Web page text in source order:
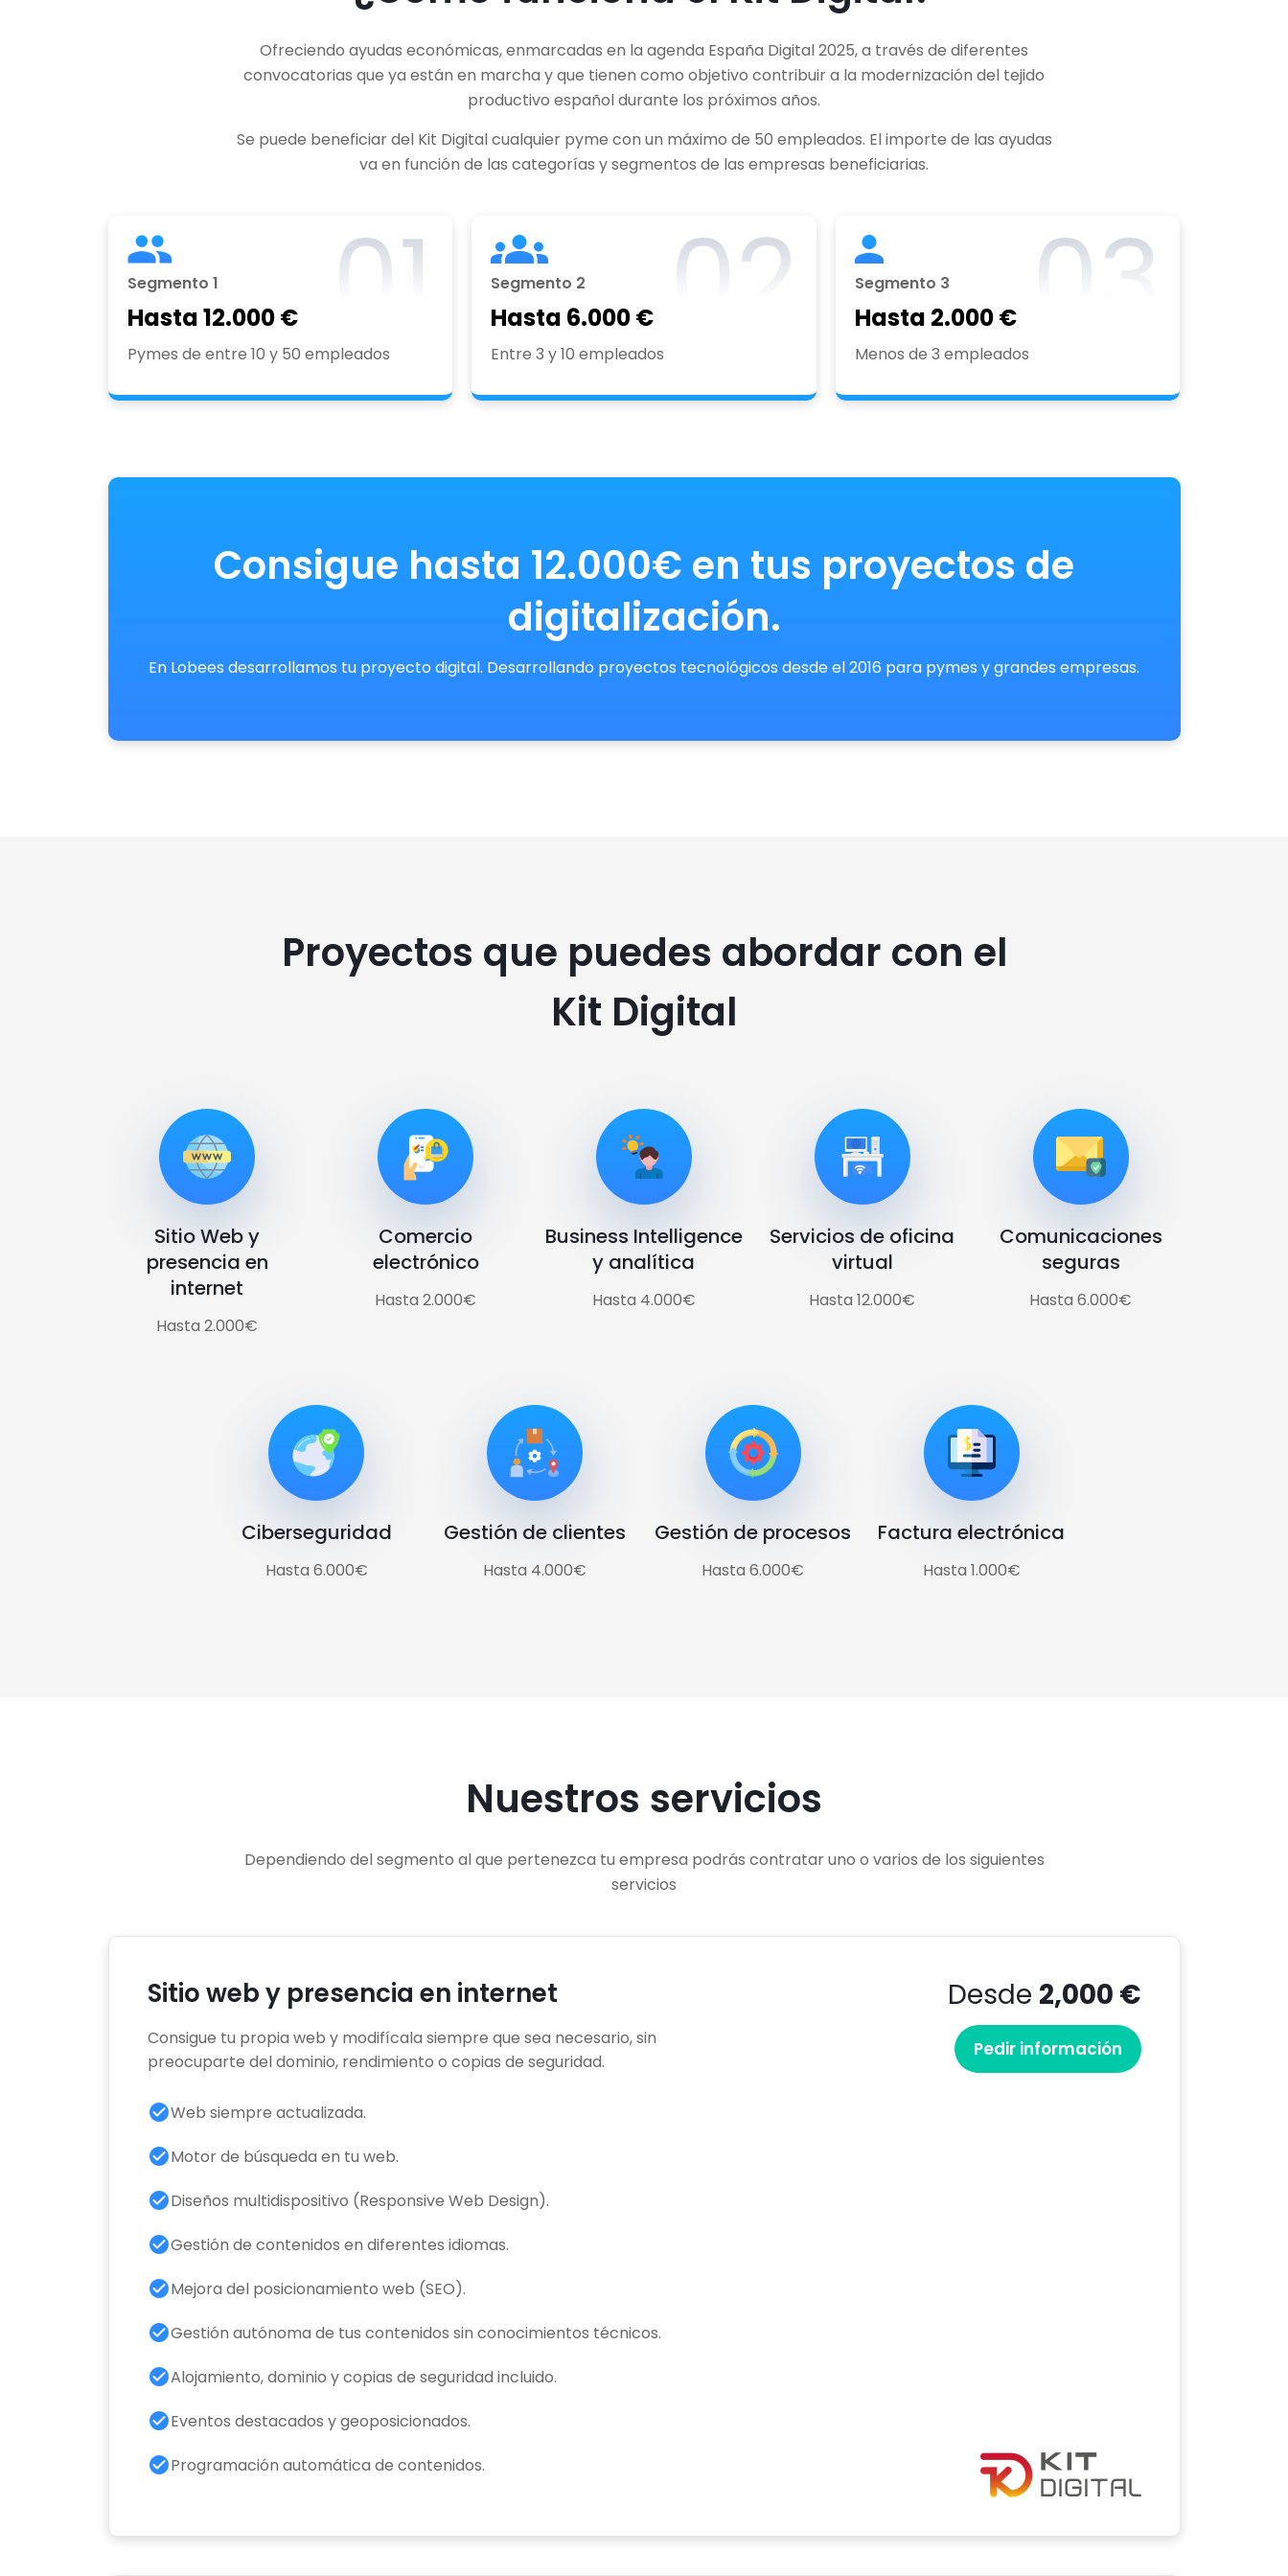
Ofreciendo ayudas económicas, enmarcadas en la agenda España Digital 2025, a través de diferentes
convocatorias que ya están en marcha y que tienen como objetivo contribuir a la modernización del tejido
productivo español durante los próximos años.
Se puede beneficiar del Kit Digital cualquier pyme con un máximo de 50 empleados. El importe de las ayudas
va en función de las categorías y segmentos de las empresas beneficiarias.
01
Segmento 1
Hasta 12.000 €
Pymes de entre 10 y 50 empleados
02
Segmento 2
Hasta 6.000 €
Entre 3 y 10 empleados
03
Segmento 3
Hasta 2.000 €
Menos de 3 empleados
Consigue hasta 12.000€ en tus proyectos de
digitalización.
En Lobees desarrollamos tu proyecto digital. Desarrollando proyectos tecnológicos desde el 2016 para pymes y grandes empresas.
Proyectos que puedes abordar con el
Kit Digital
Sitio Web y
presencia en
internet
Hasta 2.000€
Comercio
electrónico
Hasta 2.000€
Business Intelligence
y analítica
Hasta 4.000€
Servicios de oficina
virtual
Hasta 12.000€
Comunicaciones
seguras
Hasta 6.000€
Ciberseguridad
Hasta 6.000€
Gestión de clientes
Hasta 4.000€
Gestión de procesos
Hasta 6.000€
Factura electrónica
Hasta 1.000€
Nuestros servicios
Dependiendo del segmento al que pertenezca tu empresa podrás contratar uno o varios de los siguientes
servicios
Sitio web y presencia en internet
Consigue tu propia web y modifícala siempre que sea necesario, sin
preocuparte del dominio, rendimiento o copias de seguridad.
check_circleWeb siempre actualizada.
check_circleMotor de búsqueda en tu web.
check_circleDiseños multidispositivo (Responsive Web Design).
check_circleGestión de contenidos en diferentes idiomas.
check_circleMejora del posicionamiento web (SEO).
check_circleGestión autónoma de tus contenidos sin conocimientos técnicos.
check_circleAlojamiento, dominio y copias de seguridad incluido.
check_circleEventos destacados y geoposicionados.
check_circleProgramación automática de contenidos.
Desde 2,000 €
Pedir información